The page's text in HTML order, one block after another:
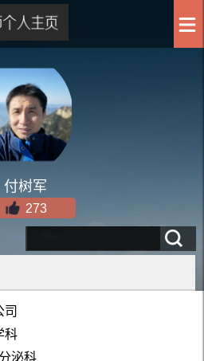
付树军
273
司
科
泌科